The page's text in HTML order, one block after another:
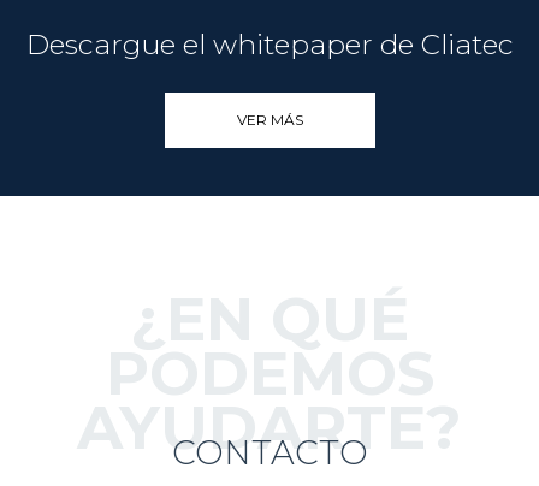
Descargue el whitepaper de Cliatec
VER MÁS
AYUDARTE?
CONTACTO